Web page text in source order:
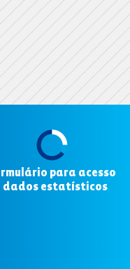
para acesso
dados estatísticos